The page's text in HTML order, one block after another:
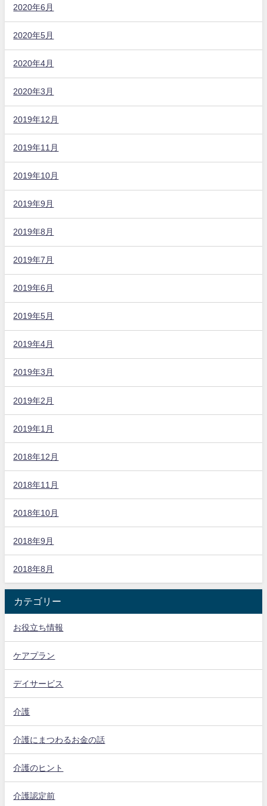
2020年6月
2020年5月
2020年4月
2020年3月
2019年12月
2019年11月
2019年10月
2019年9月
2019年8月
2019年7月
2019年6月
2019年5月
2019年4月
2019年3月
2019年2月
2019年1月
2018年12月
2018年11月
2018年10月
2018年9月
2018年8月
カテゴリー
お役立ち情報
ケアプラン
デイサービス
介護
介護にまつわるお金の話
介護のヒント
介護認定前